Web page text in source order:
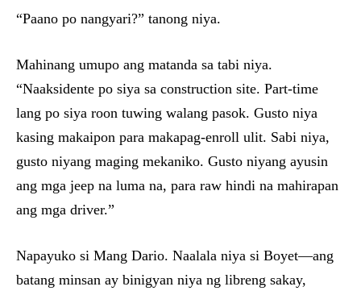
“Paano po nangyari?” tanong niya.
Mahinang umupo ang matanda sa tabi niya.
“Naaksidente po siya sa construction site. Part-time
lang po siya roon tuwing walang pasok. Gusto niya
kasing makaipon para makapag-enroll ulit. Sabi niya,
gusto niyang maging mekaniko. Gusto niyang ayusin
ang mga jeep na luma na, para raw hindi na mahirapan
ang mga driver.”
Napayuko si Mang Dario. Naalala niya si Boyet—ang
batang minsan ay binigyan niya ng libreng sakay,